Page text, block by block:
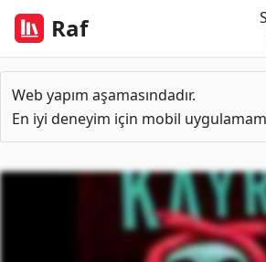
Raf
Web yapım aşamasındadır.
En iyi deneyim için mobil